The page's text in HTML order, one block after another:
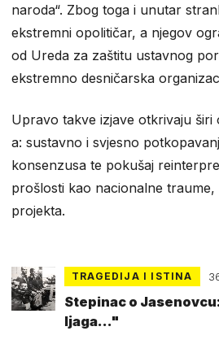
naroda“. Zbog toga i unutar
ekstremni opolitičar, a njegov
od Ureda za zaštitu ustavnog
ekstremno desničarska
Upravo takve izjave otkrivaju
a: sustavno i svjesno
konsenzusa te pokušaj
prošlosti kao nacionalne
projekta.
TRAGEDIJA I ISTINA
Stepinac o
ljaga..."